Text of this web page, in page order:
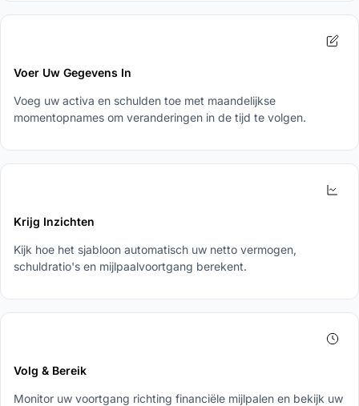
Voer Uw Gegevens In
Voeg uw activa en schulden toe met maandelijkse
momentopnames om veranderingen in de tijd te volgen.
Krijg Inzichten
Kijk hoe het sjabloon automatisch uw netto vermogen,
schuldratio's en mijlpaalvoortgang berekent.
Volg & Bereik
Monitor uw voortgang richting financiële mijlpalen en bekijk uw